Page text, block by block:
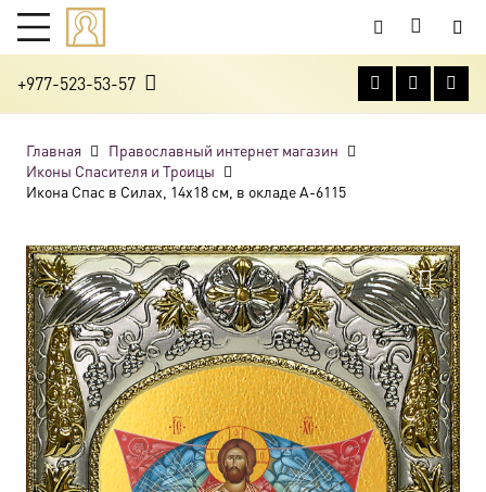
+977-523-53-57
Главная
Православный интернет магазин
Иконы Спасителя и Троицы
Икона Спас в Силах, 14х18 см, в окладе A-6115